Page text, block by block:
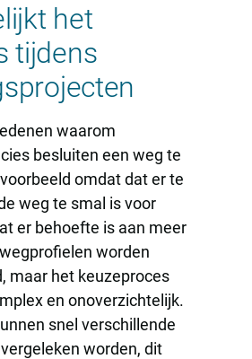
het
tijdens
waarom
besluiten een weg te
omdat dat er te
weg te smal is voor
er behoefte is aan meer
worden
maar het keuzeproces
en onoverzichtelijk.
snel verschillende
worden, dit